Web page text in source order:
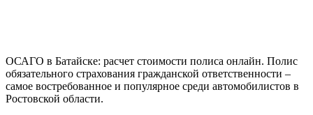
ОСАГО в Батайске: расчет стоимости полиса онлайн. Полис
обязательного страхования гражданской ответственности –
самое востребованное и популярное среди автомобилистов в
Ростовской области.